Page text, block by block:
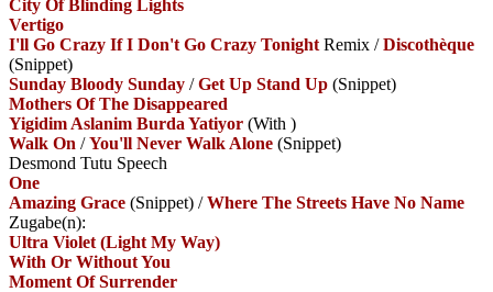
City Of Blinding Lights
Vertigo
I'll Go Crazy If I Don't Go Crazy Tonight Remix /Discothèque
(Snippet)
Sunday Bloody Sunday /Get Up Stand Up (Snippet)
Mothers Of The Disappeared
Yigidim Aslanim Burda Yatiyor (With )
Walk On /You'll Never Walk Alone (Snippet)
Desmond Tutu Speech
One
Amazing Grace (Snippet) /Where The Streets Have No Name
Zugabe(n):
Ultra Violet (Light My Way)
With Or Without You
Moment Of Surrender